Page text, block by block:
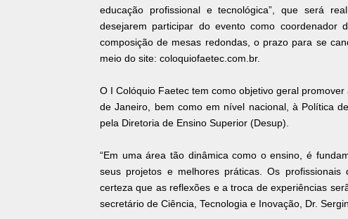
educação profissional e tecnológica”, que será
desejarem participar do evento como
composição de mesas redondas, o prazo para se
meio do site: coloquiofaetec.com.br.
O I Colóquio Faetec tem como objetivo geral
de Janeiro, bem como em nível nacional, à Política
pela Diretoria de Ensino Superior (Desup).
“Em uma área tão dinâmica como o ensino, é
seus projetos e melhores práticas. Os
certeza que as reflexões e a troca de experiências
secretário de Ciência, Tecnologia e Inovação, Dr.